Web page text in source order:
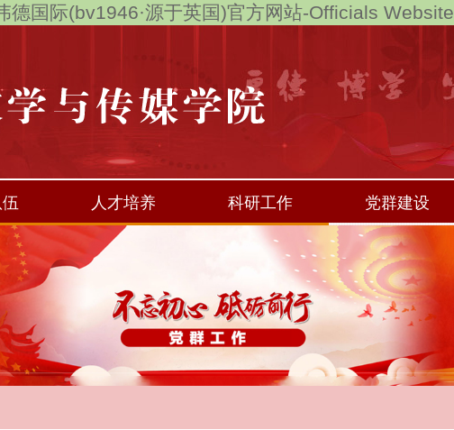
德国际(bv1946·源于英国)官方网站-Officials Website
人才培养 科研工作 党群建设